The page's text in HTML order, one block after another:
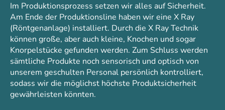
Im Produktionsprozess setzen wir alles auf Sicherheit.
Am Ende der Produktionsline haben wir eine X Ray
(Röntgenanlage) installiert. Durch die X Ray Technik
können große, aber auch kleine, Knochen und sogar
Knorpelstücke gefunden werden. Zum Schluss werden
sämtliche Produkte noch sensorisch und optisch von
unserem geschulten Personal persönlich kontrolliert,
sodass wir die möglichst höchste Produktsicherheit
gewährleisten könnten.